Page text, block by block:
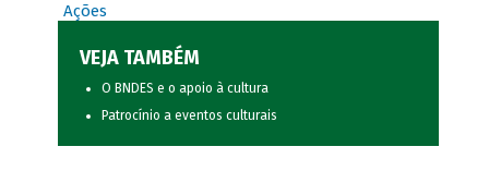
Ações
VEJA TAMBÉM
O BNDES e o apoio à cultura
Patrocínio a eventos culturais